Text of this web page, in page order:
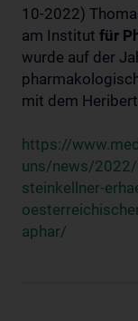
10-2022)
am Institut für
wurde auf der
mit dem
https://
uns/news/
steinkellner-
aphar/